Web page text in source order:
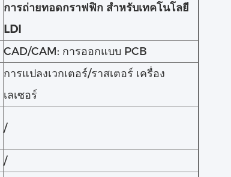
การถ่ายทอดกราฟฟิก สําหรับเทคโนโลยี
LDI
CAD/CAM: การออกแบบ PCB
การแปลงเวกเตอร์/ราสเตอร์ เครื่อง
เลเซอร์
/
/